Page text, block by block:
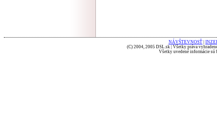
NÁVŠTEVNOSŤ
(C) 2004, 2005 DSL.sk | Všetky práva
Všetky uvedené informácie sú